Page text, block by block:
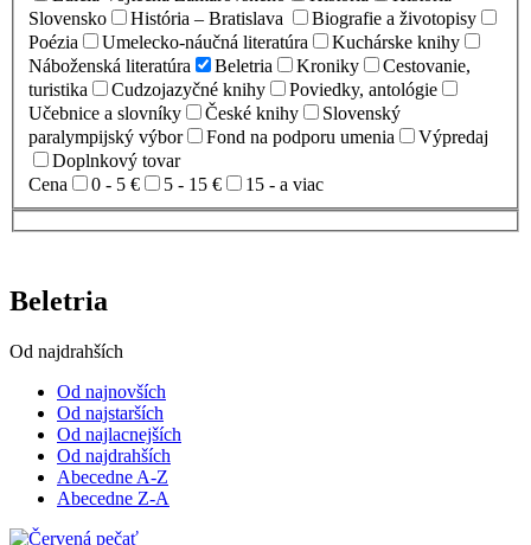
Slovensko
História – Bratislava
Biografie a životopisy
Poézia
Umelecko-náučná literatúra
Kuchárske knihy
Náboženská literatúra
Beletria Kroniky
Cestovanie,
turistika
Cudzojazyčné knihy
Poviedky, antológie
Učebnice a slovníky
České knihy
Slovenský
paralympijský výbor
Fond na podporu umenia
Výpredaj
Doplnkový tovar
Cena
0 - 5 € 5 - 15 € 15 - a viac
Beletria
Od najdrahších
Od najnovších
Od najstarších
Od najlacnejších
Od najdrahších
Abecedne A-Z
Abecedne Z-A